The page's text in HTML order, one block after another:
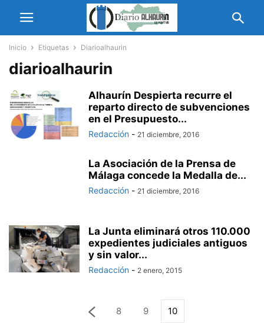
Inicio Etiquetas Diarioalhaurin
diarioalhaurin
Alhaurín Despierta recurre el
reparto directo de subvenciones
en el Presupuesto...
Redacción - 21 diciembre, 2016
La Asociación de la Prensa de
Málaga concede la Medalla de...
Redacción - 21 diciembre, 2016
La Junta eliminará otros 110.000
expedientes judiciales antiguos
y sin valor...
Redacción - 2 enero, 2015
8 9 10